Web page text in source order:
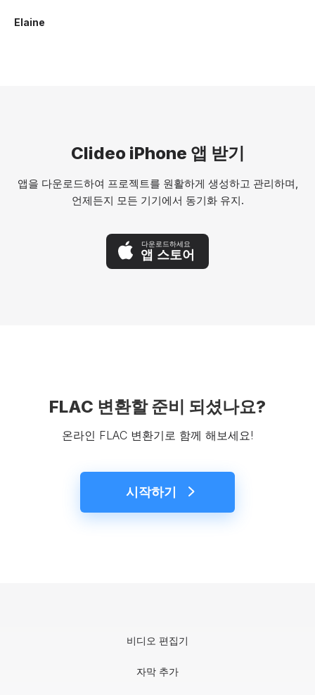
Elaine
Clideo iPhone 앱 받기
앱을 다운로드하여 프로젝트를 원활하게 생성하고 관리하며,
언제든지 모든 기기에서 동기화 유지.
다운로드하세요
앱 스토어
FLAC 변환할 준비 되셨나요?
온라인 FLAC 변환기로 함께 해보세요!
시작하기
비디오 편집기
자막 추가